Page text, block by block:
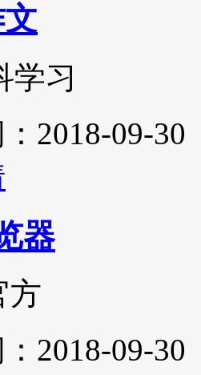
学习
2018-09-30
器
方
2018-09-30